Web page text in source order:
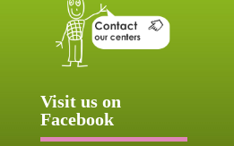
Visit us on
Facebook